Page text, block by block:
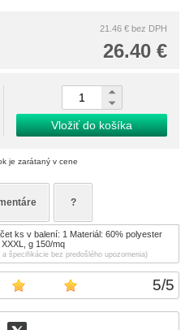
5/5
21.46 € bez DPH
26.40 €
Vložiť do košíka
je zarátaný v cene
?
ks v balení: 1 Materiál: 60% polyester
g 150/mq
špecifikácie bez predošlého upozornenia)